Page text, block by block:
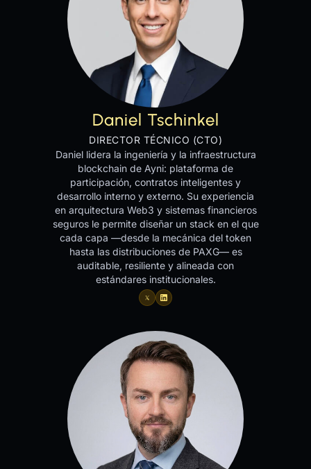
Daniel Tschinkel
DIRECTOR TÉCNICO (CTO)
Daniel lidera la ingeniería y la infraestructura
blockchain de Ayni: plataforma de
participación, contratos inteligentes y
desarrollo interno y externo. Su experiencia
en arquitectura Web3 y sistemas financieros
seguros le permite diseñar un stack en el que
cada capa —desde la mecánica del token
hasta las distribuciones de PAXG— es
auditable, resiliente y alineada con
estándares institucionales.